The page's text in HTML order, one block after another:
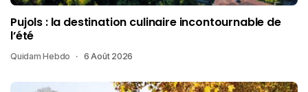
Pujols : la destination culinaire incontournable de
l’été
Quidam Hebdo 6 Août 2026